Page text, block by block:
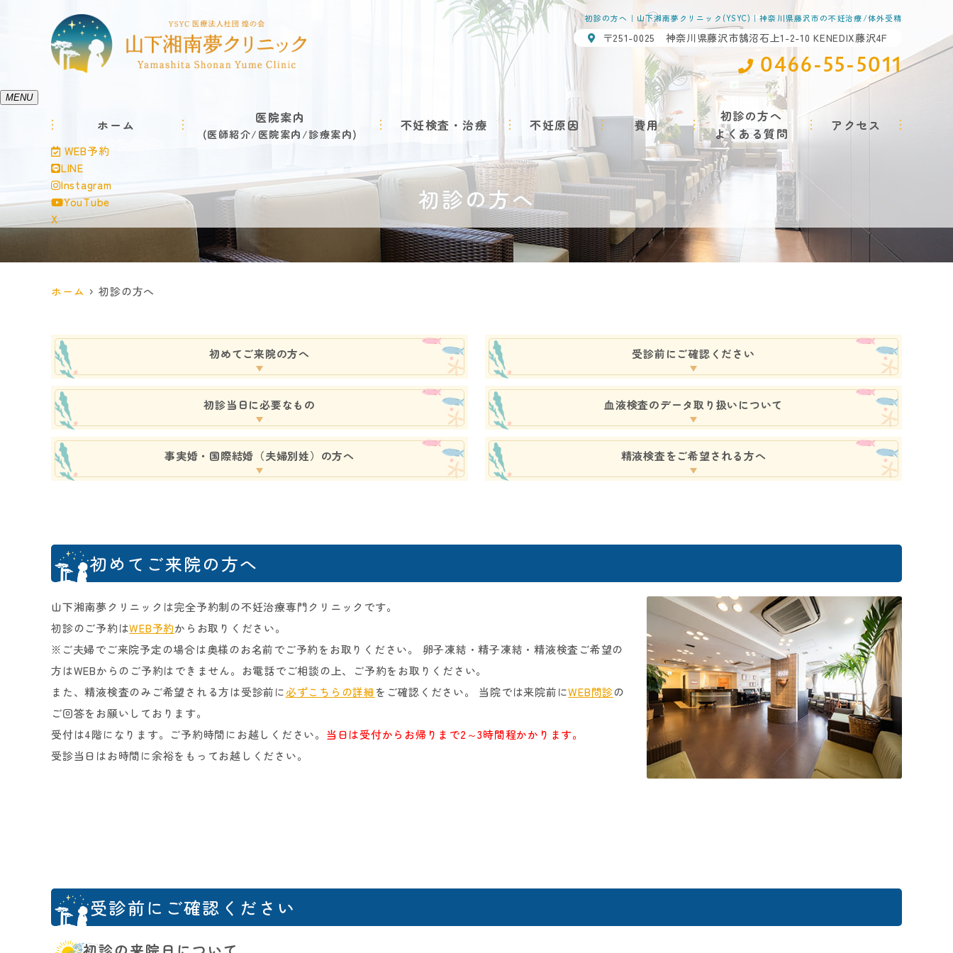
初診の方へ｜山下湘南夢クリニック(YSYC)｜神奈川県藤沢市の不妊治療/体外受精
〒251-0025 神奈川県藤沢市鵠沼石上1-2-10 KENEDIX藤沢4F
0466-55-5011
MENU
ホーム 医院案内
医師紹介 医院案内 診療案内
不妊検査・治療 不妊原因 費用
初診の方へ
よくある質問
アクセス
WEB予約
LINE
Instagram
YouTube
X
初診の方へ
ホーム 初診の方へ
初めてご来院の方へ 受診前にご確認ください
初診当日に必要なもの 血液検査のデータ取り扱いについて
事実婚・国際結婚（夫婦別姓）の方へ 精液検査をご希望される方へ
初めてご来院の方へ
山下湘南夢クリニックは完全予約制の不妊治療専門クリニックです。
初診のご予約はWEB予約からお取りください。
※ご夫婦でご来院予定の場合は奥様のお名前でご予約をお取りください。 卵子凍結・精子凍結・精液検査ご希望の
方はWEBからのご予約はできません。お電話でご相談の上、ご予約をお取りください。
また、精液検査のみご希望される方は受診前に必ずこちらの詳細をご確認ください。 当院では来院前にWEB問診の
ご回答をお願いしております。
受付は4階になります。ご予約時間にお越しください。 当日は受付からお帰りまで2～3時間程かかります。
受診当日はお時間に余裕をもってお越しください。
受診前にご確認ください